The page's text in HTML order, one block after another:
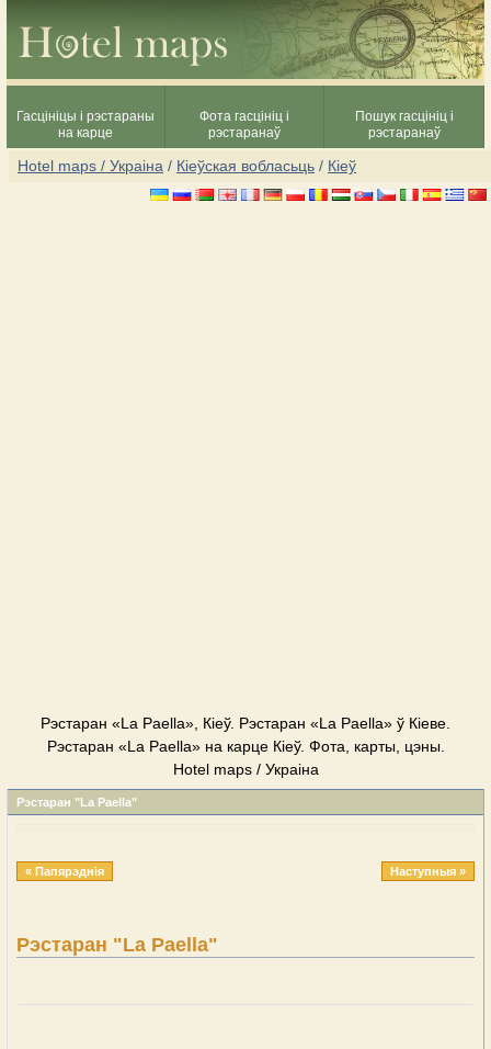
Гасцініцы і рэстараны
на карце
Фота гасцініц і
рэстаранаў
Пошук гасцініц і
рэстаранаў
Hotel maps / Украіна / Кіеўская вобласьць / Кіеў
Рэстаран «La Paella», Кіеў. Рэстаран «La Paella» ў Кіеве.
Рэстаран «La Paella» на карце Кіеў. Фота, карты, цэны.
Hotel maps / Украіна
Рэстаран "La Paella"
« Папярэднія Наступныя »
Рэстаран "La Paella"